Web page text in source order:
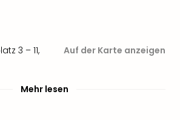
3 – 11,
Auf der Karte anzeigen
Mehr lesen